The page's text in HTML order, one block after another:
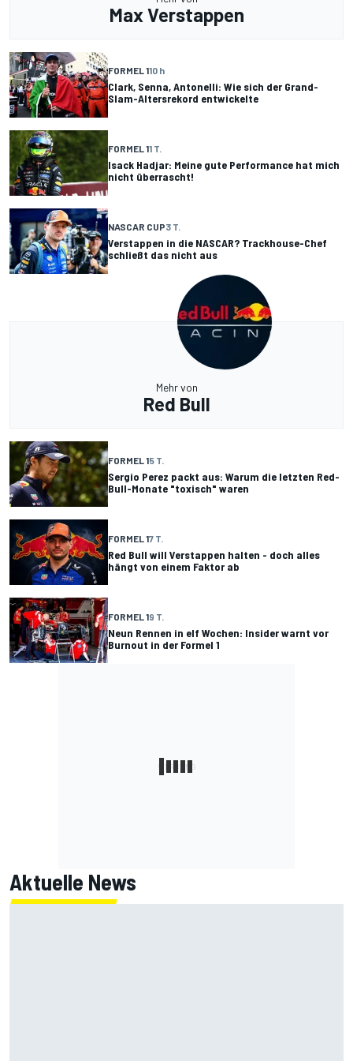
Max Verstappen
FORMEL 110 h
Clark, Senna, Antonelli: Wie sich der Grand-
Slam-Altersrekord entwickelte
FORMEL 11 T.
Isack Hadjar: Meine gute Performance hat mich
nicht überrascht!
NASCAR CUP3 T.
Verstappen in die NASCAR? Trackhouse-Chef
schließt das nicht aus
Mehr von
Red Bull
FORMEL 15 T.
Sergio Perez packt aus: Warum die letzten Red-
Bull-Monate "toxisch" waren
FORMEL 17 T.
Red Bull will Verstappen halten - doch alles
hängt von einem Faktor ab
FORMEL 19 T.
Neun Rennen in elf Wochen: Insider warnt vor
Burnout in der Formel 1
Aktuelle News